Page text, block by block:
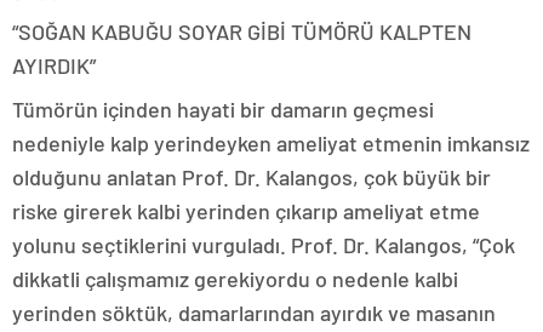
“SOĞAN KABUĞU SOYAR GİBİ TÜMÖRÜ KALPTEN
AYIRDIK”
Tümörün içinden hayati bir damarın geçmesi
nedeniyle kalp yerindeyken ameliyat etmenin imkansız
olduğunu anlatan Prof. Dr. Kalangos, çok büyük bir
riske girerek kalbi yerinden çıkarıp ameliyat etme
yolunu seçtiklerini vurguladı. Prof. Dr. Kalangos, “Çok
dikkatli çalışmamız gerekiyordu o nedenle kalbi
yerinden söktük, damarlarından ayırdık ve masanın